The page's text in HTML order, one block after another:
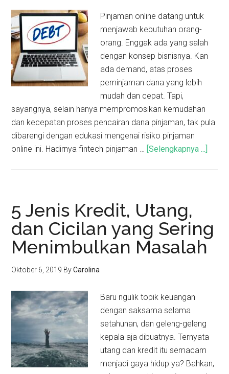
Pinjaman online datang untuk
menjawab kebutuhan orang-
orang. Enggak ada yang salah
dengan konsep bisnisnya. Kan
ada demand, atas proses
peminjaman dana yang lebih
mudah dan cepat. Tapi,
sayangnya, selain hanya mempromosikan kemudahan
dan kecepatan proses pencairan dana pinjaman, tak pula
dibarengi dengan edukasi mengenai risiko pinjaman
online ini. Hadirnya fintech pinjaman … [Selengkapnya ...]
5 Jenis Kredit, Utang,
dan Cicilan yang Sering
Menimbulkan Masalah
Oktober 6, 2019 ByCarolina
Baru ngulik topik keuangan
dengan saksama selama
setahunan, dan geleng-geleng
kepala aja dibuatnya. Ternyata
utang dan kredit itu semacam
menjadi gaya hidup ya? Bahkan,